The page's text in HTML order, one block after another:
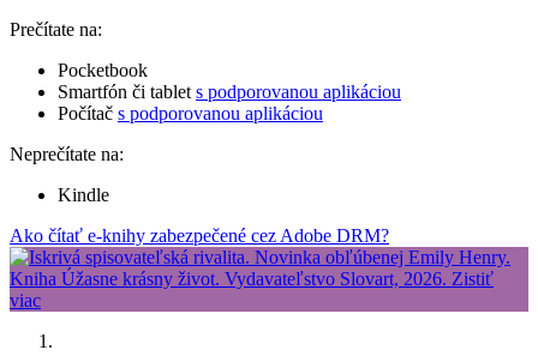
Prečítate na:
Pocketbook
Smartfón či tablet s podporovanou aplikáciou
Počítač s podporovanou aplikáciou
Neprečítate na:
Kindle
Ako čítať e-knihy zabezpečené cez Adobe DRM?